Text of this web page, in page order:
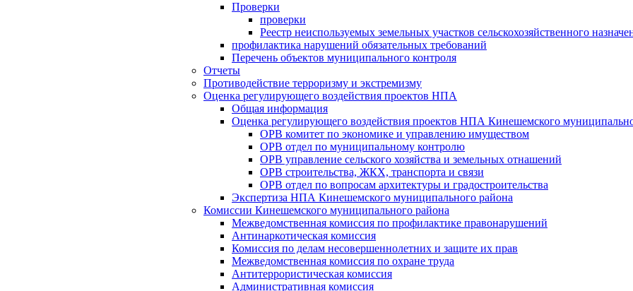
Проверки
проверки
Реестр неиспользуемых земельных участков сельскохозяйственного
профилактика нарушений обязательных требований
Перечень объектов муниципального контроля
Отчеты
Противодействие терроризму и экстремизму
Оценка регулирующего воздействия проектов НПА
Общая информация
Оценка регулирующего воздействия проектов НПА Кинешемского
ОРВ комитет по экономике и управлению имуществом
ОРВ отдел по муниципальному контролю
ОРВ управление сельского хозяйства и земельных отнашений
ОРВ строительства, ЖКХ, транспорта и связи
ОРВ отдел по вопросам архитектуры и градостроительства
Экспертиза НПА Кинешемского муниципального района
Комиссии Кинешемского муниципального района
Межведомственная комиссия по профилактике правонарушений
Антинаркотическая комиссия
Комиссия по делам несовершеннолетних и защите их прав
Межведомственная комиссия по охране труда
Антитеррористическая комиссия
Административная комиссия